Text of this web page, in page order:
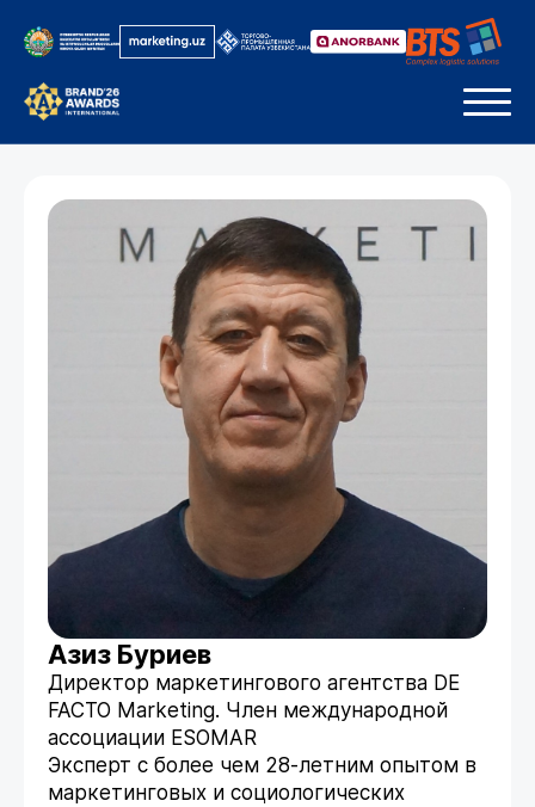
Азиз Буриев
Директор маркетингового агентства DE
FACTO Marketing. Член международной
ассоциации ESOMAR
Эксперт с более чем 28-летним опытом в
маркетинговых и социологических